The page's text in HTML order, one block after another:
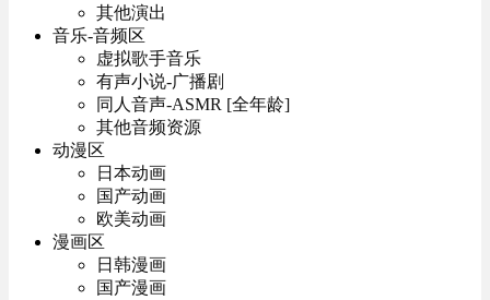
其他演出
音乐-音频区
虚拟歌手音乐
有声小说-广播剧
同人音声-ASMR [全年龄]
其他音频资源
动漫区
日本动画
国产动画
欧美动画
漫画区
日韩漫画
国产漫画